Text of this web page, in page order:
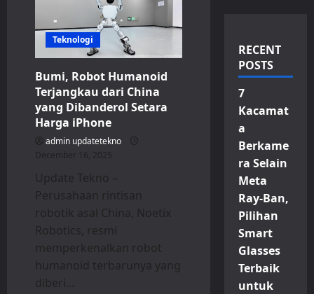
Teknologi
Bumi, Robot Humanoid
Terjangkau dari China
yang Dibanderol Setara
Harga iPhone
admin updatetekno
December 16, 2025
Update Tekno –
Perusahaan rintisan
robotik asal China, Noetix
Robotics, resmi
memperkenalkan robot
humanoid terbarunya yang
diberi...
RECENT
POSTS
7
Kacamat
a
Berkame
ra Selain
Meta
Ray-Ban,
Pilihan
Smart
Glasses
Terbaik
untuk